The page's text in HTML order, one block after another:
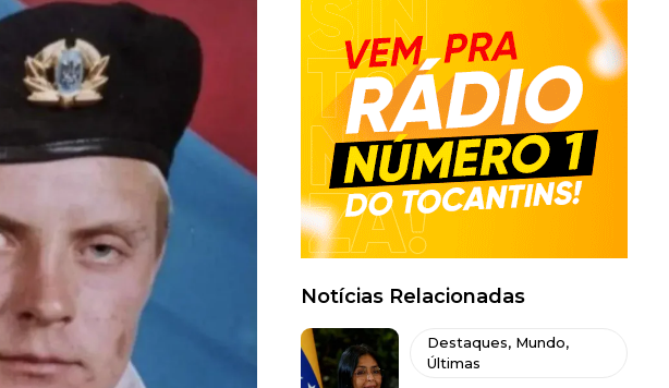
Notícias Relacionadas
Destaques, Mundo,
Últimas